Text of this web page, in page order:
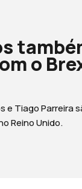
o
e Tiago Parreira
Reino Unido.